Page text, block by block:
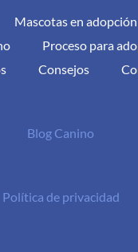
Mascotas en adopción
Proceso para
Consejos
Blog Canino
Política de privacidad